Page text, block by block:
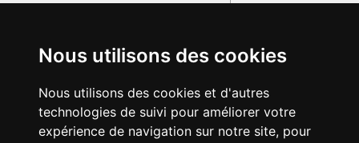
Nous utilisons des cookies
Nous utilisons des cookies et d'autres
technologies de suivi pour améliorer votre
expérience de navigation sur notre site, pour